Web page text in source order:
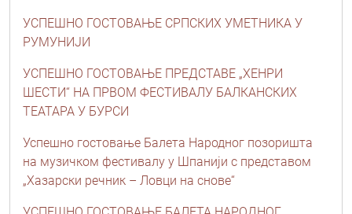
УСПЕШНО ГОСТОВАЊЕ СРПСКИХ УМЕТНИКА У
РУМУНИЈИ
УСПЕШНО ГОСТОВАЊЕ ПРЕДСТАВЕ „ХЕНРИ
ШЕСТИ“ НА ПРВОМ ФЕСТИВАЛУ БАЛКАНСКИХ
ТЕАТАРА У БУРСИ
Успешно гостовање Балета Народног позоришта
на музичком фестивалу у Шпанији с представом
„Хазарски речник – Ловци на снове“